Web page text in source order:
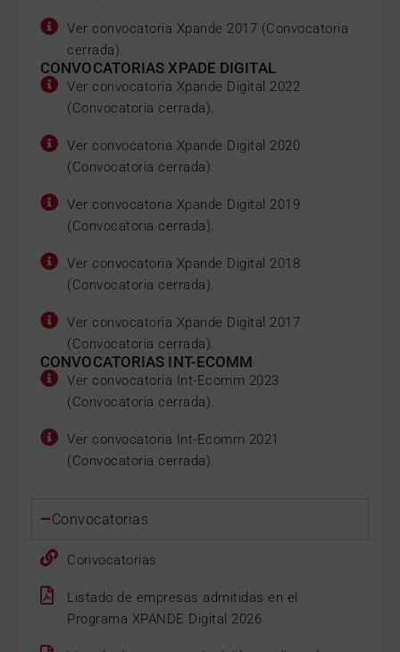
Ver convocatoria Xpande 2017 (Convocatoria
cerrada).
CONVOCATORIAS XPADE DIGITAL
Ver convocatoria Xpande Digital 2022
(Convocatoria cerrada).
Ver convocatoria Xpande Digital 2020
(Convocatoria cerrada).
Ver convocatoria Xpande Digital 2019
(Convocatoria cerrada).
Ver convocatoria Xpande Digital 2018
(Convocatoria cerrada).
Ver convocatoria Xpande Digital 2017
(Convocatoria cerrada).
CONVOCATORIAS INT-ECOMM
Ver convocatoria Int-Ecomm 2023
(Convocatoria cerrada).
Ver convocatoria Int-Ecomm 2021
(Convocatoria cerrada).
Convocatorias
Convocatorias
Listado de empresas admitidas en el
Programa XPANDE Digital 2026